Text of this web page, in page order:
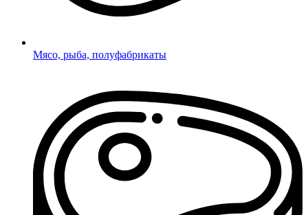
Мясо, рыба, полуфабрикаты